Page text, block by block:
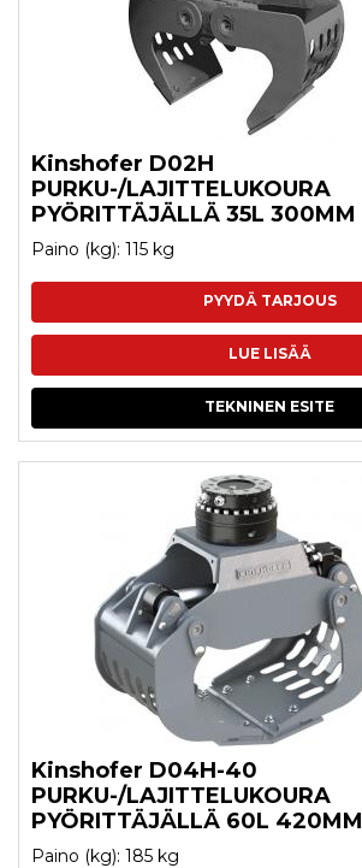
Kinshofer D02H
PURKU-/LAJITTELUKOURA
PYÖRITTÄJÄLLÄ 35L 300MM
Paino (kg): 115 kg
PYYDÄ TARJOUS
LUE LISÄÄ
TEKNINEN ESITE
Kinshofer D04H-40
PURKU-/LAJITTELUKOURA
PYÖRITTÄJÄLLÄ 60L 420MM
Paino (kg): 185 kg